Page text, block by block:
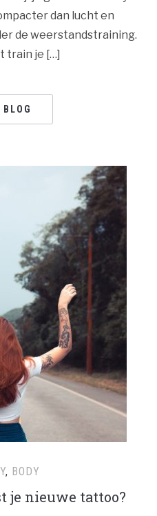
dan lucht en
de weerstandstraining.
train je […]
BLOG
, BODY
je nieuwe tattoo?